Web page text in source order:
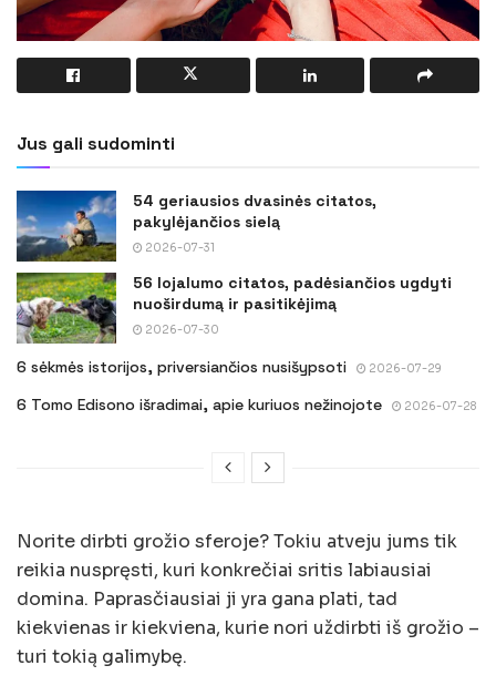
Jus gali sudominti
54 geriausios dvasinės citatos,
pakylėjančios sielą
2026-07-31
56 lojalumo citatos, padėsiančios ugdyti
nuoširdumą ir pasitikėjimą
2026-07-30
6 sėkmės istorijos, priversiančios nusišypsoti 2026-07-29
6 Tomo Edisono išradimai, apie kuriuos nežinojote 2026-07-28
Norite dirbti grožio sferoje? Tokiu atveju jums tik
reikia nuspręsti, kuri konkrečiai sritis labiausiai
domina. Paprasčiausiai ji yra gana plati, tad
kiekvienas ir kiekviena, kurie nori uždirbti iš grožio –
turi tokią galimybę.